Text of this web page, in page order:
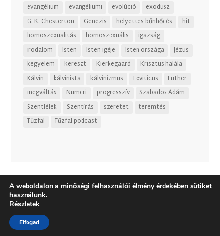
evangélium
evangéliumi evolúció
exodusz
G. K. Chesterton
Genezis helyettes bűnhődés
hit
homoszexualitás
homoszexuális
igazság
irodalom
Isten Isten igéje Isten országa
Jézus
kegyelem
kereszt Kierkegaard
Krisztus halála
Kálvin
kálvinista kálvinizmus Leviticus
Luther
megváltás
Numeri progresszív
Szabados Ádám
Szentlélek
Szentírás szeretet
teremtés
Tűzfal
Tűzfal podcast
Dizájn:
A weboldalon a minőségi felhasználói élmény érdekében sütiket
használunk.
Részletek
Elfogad